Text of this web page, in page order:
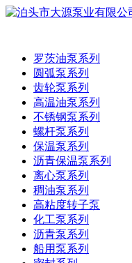
罗茨油泵系列
圆弧泵系列
齿轮泵系列
高温油泵系列
不锈钢泵系列
螺杆泵系列
保温泵系列
沥青保温泵系列
离心泵系列
稠油泵系列
高粘度转子泵
化工泵系列
沥青泵系列
船用泵系列